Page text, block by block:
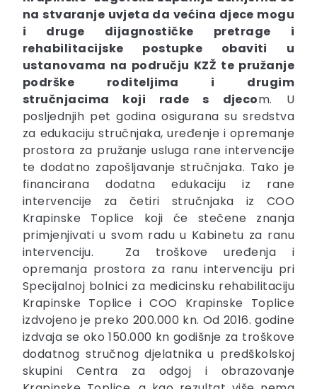
na stvaranje uvjeta da većina djece mogu
i druge dijagnostičke pretrage i
rehabilitacijske postupke obaviti u
ustanovama na području KZŽ te pružanje
podrške roditeljima i drugim
stručnjacima koji rade s djecom. U
posljednjih pet godina osigurana su sredstva
za edukaciju stručnjaka, uređenje i opremanje
prostora za pružanje usluga rane intervencije
te dodatno zapošljavanje stručnjaka. Tako je
financirana dodatna edukaciju iz rane
intervencije za četiri stručnjaka iz COO
Krapinske Toplice koji će stečene znanja
primjenjivati u svom radu u Kabinetu za ranu
intervenciju. Za troškove uređenja i
opremanja prostora za ranu intervenciju pri
Specijalnoj bolnici za medicinsku rehabilitaciju
Krapinske Toplice i COO Krapinske Toplice
izdvojeno je preko 200.000 kn. Od 2016. godine
izdvaja se oko 150.000 kn godišnje za troškove
dodatnog stručnog djelatnika u predškolskoj
skupini Centra za odgoj i obrazovanje